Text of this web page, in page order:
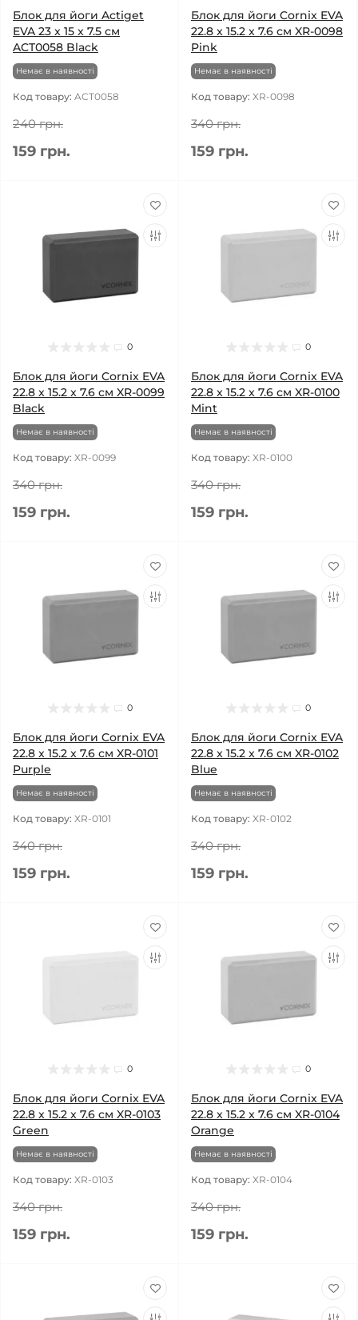
Блок для йоги Actiget
EVA 23 x 15 x 7.5 см
ACT0058 Black
Немає в наявності
Код товару: ACT0058
240 грн.
159 грн.
Блок для йоги Cornix EVA
22.8 x 15.2 x 7.6 см XR-0098
Pink
Немає в наявності
Код товару: XR-0098
340 грн.
159 грн.
0
Блок для йоги Cornix EVA
22.8 x 15.2 x 7.6 см XR-0099
Black
Немає в наявності
Код товару: XR-0099
340 грн.
159 грн.
0
Блок для йоги Cornix EVA
22.8 x 15.2 x 7.6 см XR-0100
Mint
Немає в наявності
Код товару: XR-0100
340 грн.
159 грн.
0
Блок для йоги Cornix EVA
22.8 x 15.2 x 7.6 см XR-0101
Purple
Немає в наявності
Код товару: XR-0101
340 грн.
159 грн.
0
Блок для йоги Cornix EVA
22.8 x 15.2 x 7.6 см XR-0102
Blue
Немає в наявності
Код товару: XR-0102
340 грн.
159 грн.
0
Блок для йоги Cornix EVA
22.8 x 15.2 x 7.6 см XR-0103
Green
Немає в наявності
Код товару: XR-0103
340 грн.
159 грн.
0
Блок для йоги Cornix EVA
22.8 x 15.2 x 7.6 см XR-0104
Orange
Немає в наявності
Код товару: XR-0104
340 грн.
159 грн.